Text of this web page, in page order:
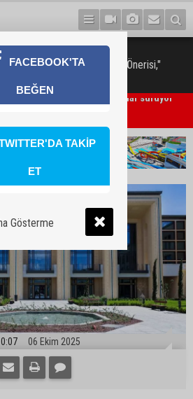
Çözüm Konusunda Karar Önerisi,"
06 Ekim 2025
FACEBOOK'TA
BEĞEN
TAKİP
ET
Gösterme